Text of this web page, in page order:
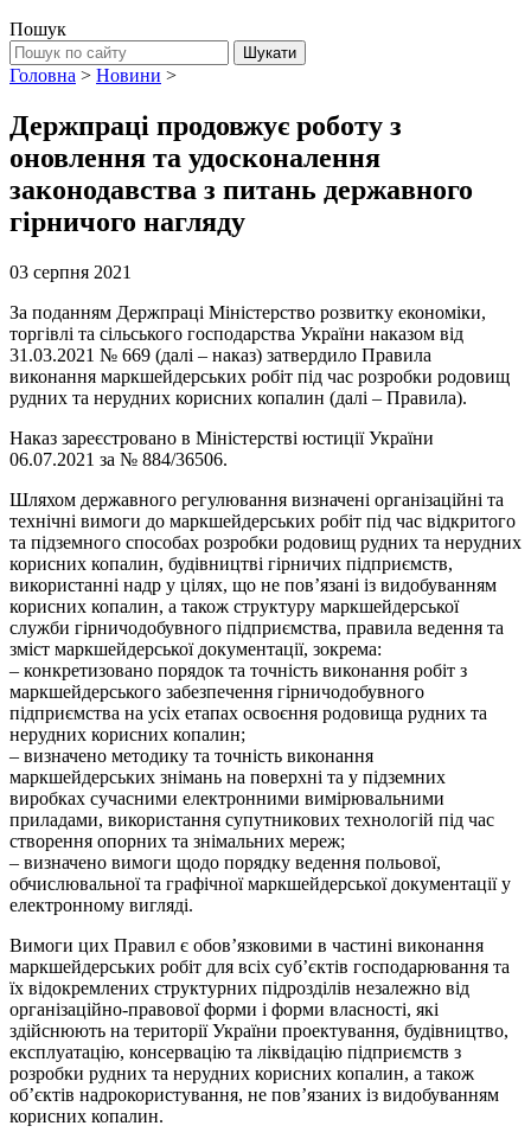
Пошук
Головна > Новини >
Держпраці продовжує роботу з
оновлення та удосконалення
законодавства з питань державного
гірничого нагляду
03 серпня 2021
За поданням Держпраці Міністерство розвитку економіки,
торгівлі та сільського господарства України наказом від
31.03.2021 № 669 (далі – наказ) затвердило Правила
виконання маркшейдерських робіт під час розробки родовищ
рудних та нерудних корисних копалин (далі – Правила).
Наказ зареєстровано в Міністерстві юстиції України
06.07.2021 за № 884/36506.
Шляхом державного регулювання визначені організаційні та
технічні вимоги до маркшейдерських робіт під час відкритого
та підземного способах розробки родовищ рудних та нерудних
корисних копалин, будівництві гірничих підприємств,
використанні надр у цілях, що не пов’язані із видобуванням
корисних копалин, а також структуру маркшейдерської
служби гірничодобувного підприємства, правила ведення та
зміст маркшейдерської документації, зокрема:
– конкретизовано порядок та точність виконання робіт з
маркшейдерського забезпечення гірничодобувного
підприємства на усіх етапах освоєння родовища рудних та
нерудних корисних копалин;
– визначено методику та точність виконання
маркшейдерських знімань на поверхні та у підземних
виробках сучасними електронними вимірювальними
приладами, використання супутникових технологій під час
створення опорних та знімальних мереж;
– визначено вимоги щодо порядку ведення польової,
обчислювальної та графічної маркшейдерської документації у
електронному вигляді.
Вимоги цих Правил є обов’язковими в частині виконання
маркшейдерських робіт для всіх суб’єктів господарювання та
їх відокремлених структурних підрозділів незалежно від
організаційно-правової форми і форми власності, які
здійснюють на території України проектування, будівництво,
експлуатацію, консервацію та ліквідацію підприємств з
розробки рудних та нерудних корисних копалин, а також
об’єктів надрокористування, не пов’язаних із видобуванням
корисних копалин.